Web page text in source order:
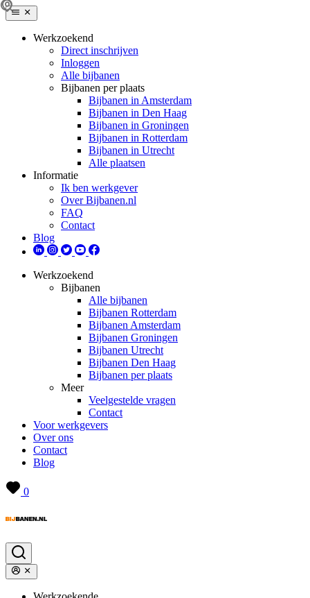
Werkzoekend
Direct inschrijven
Inloggen
Alle bijbanen
Bijbanen per plaats
Bijbanen in Amsterdam
Bijbanen in Den Haag
Bijbanen in Groningen
Bijbanen in Rotterdam
Bijbanen in Utrecht
Alle plaatsen
Informatie
Ik ben werkgever
Over Bijbanen.nl
FAQ
Contact
Blog
Werkzoekend
Bijbanen
Alle bijbanen
Bijbanen Rotterdam
Bijbanen Amsterdam
Bijbanen Groningen
Bijbanen Utrecht
Bijbanen Den Haag
Bijbanen per plaats
Meer
Veelgestelde vragen
Contact
Voor werkgevers
Over ons
Contact
Blog
0